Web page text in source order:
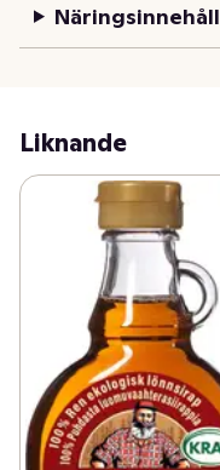
Näringsinnehåll
Liknande